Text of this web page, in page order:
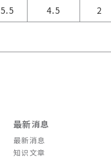
5.5 4.5 2
最新消息
最新消息
知识文章